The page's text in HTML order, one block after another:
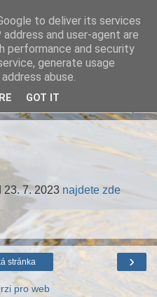
Střížov a Brtnice
23. 7. 2023 najdete zde
›
stránka
pro web
to deliver its services
and user-agent are
performance and security
generate usage
abuse.
GOT IT